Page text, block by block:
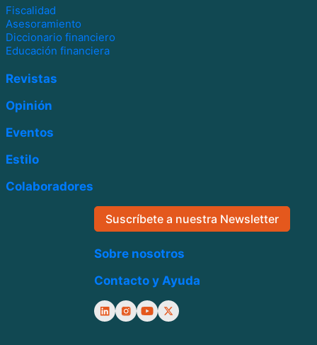
Fiscalidad
Asesoramiento
Diccionario financiero
Educación financiera
Revistas
Opinión
Eventos
Estilo
Colaboradores
Suscríbete a nuestra Newsletter
Sobre nosotros
Contacto y Ayuda